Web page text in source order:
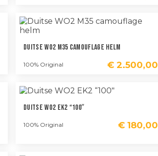
Duitse WO2 M35 Camouflage Helm
100% Original € 2.500,00
Duitse WO2 EK2 “100″
100% Original € 180,00